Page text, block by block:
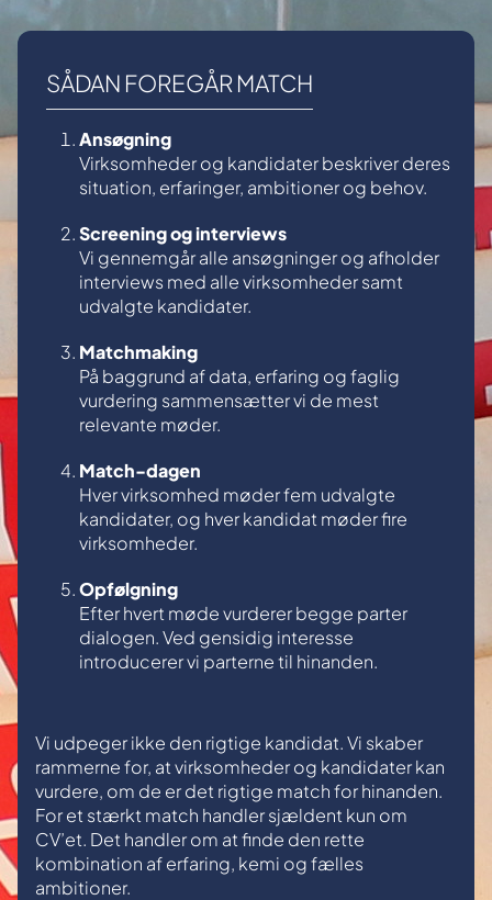
SÅDAN FOREGÅR MATCH
Ansøgning
Virksomheder og kandidater beskriver deres
situation, erfaringer, ambitioner og behov.
Screening og interviews
Vi gennemgår alle ansøgninger og afholder
interviews med alle virksomheder samt
udvalgte kandidater.
Matchmaking
På baggrund af data, erfaring og faglig
vurdering sammensætter vi de mest
relevante møder.
Match-dagen
Hver virksomhed møder fem udvalgte
kandidater, og hver kandidat møder fire
virksomheder.
Opfølgning
Efter hvert møde vurderer begge parter
dialogen. Ved gensidig interesse
introducerer vi parterne til hinanden.
Vi udpeger ikke den rigtige kandidat. Vi skaber
rammerne for, at virksomheder og kandidater kan
vurdere, om de er det rigtige match for hinanden.
For et stærkt match handler sjældent kun om
CV’et. Det handler om at finde den rette
kombination af erfaring, kemi og fælles
ambitioner.